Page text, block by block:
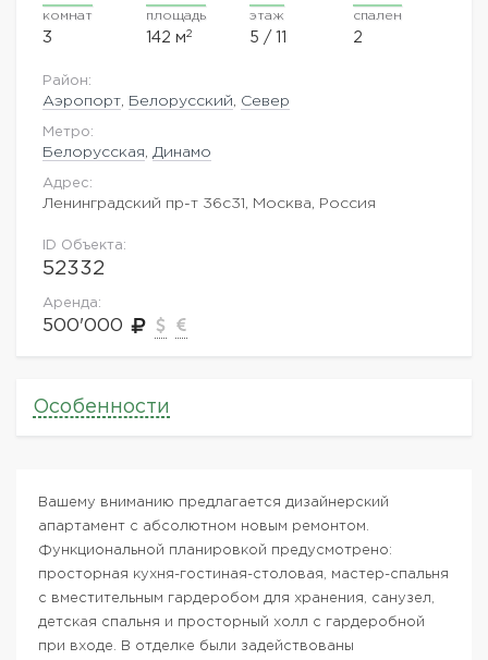
комнат
3
площадь
142 м2
этаж
5 / 11
спален
2
Район:
Аэропорт Белорусский Север
Метро:
Белорусская Динамо
Адрес:
Ленинградский пр-т 36с31, Москва, Россия
ID Объекта:
52332
Аренда:
500'000
Особенности
Вашему вниманию предлагается дизайнерский
апартамент с абсолютном новым ремонтом.
Функциональной планировкой предусмотрено:
просторная кухня-гостиная-столовая, мастер-спальня
с вместительным гардеробом для хранения, санузел,
детская спальня и просторный холл с гардеробной
при входе. В отделке были задействованы